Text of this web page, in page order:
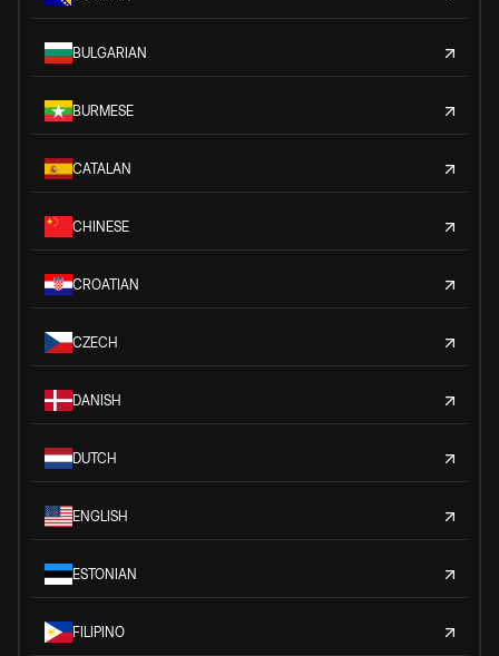
BULGARIAN
BURMESE
CATALAN
CHINESE
CROATIAN
CZECH
DANISH
DUTCH
ENGLISH
ESTONIAN
FILIPINO